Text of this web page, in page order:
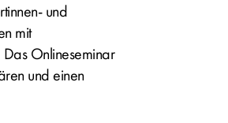
und
mit
Onlineseminar
und einen